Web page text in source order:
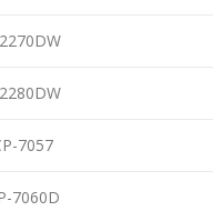
7057
7060D